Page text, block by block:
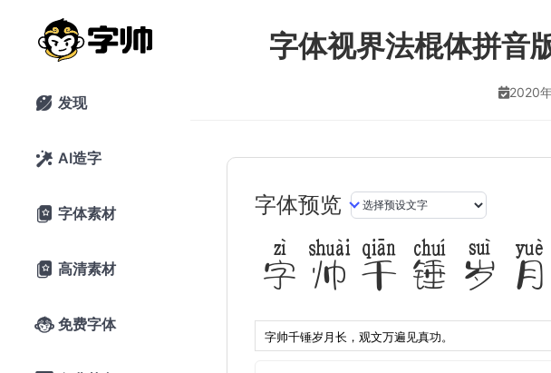
 发现
 AI造字
 字体素材
 高清素材
 免费字体
字体视界法棍体拼音
2020
字体预览
字帅千锤岁